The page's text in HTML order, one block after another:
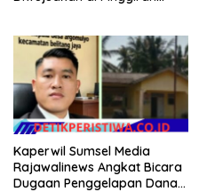
Kaperwil Sumsel Media
Rajawalinews Angkat Bicara
Dugaan Penggelapan Dana